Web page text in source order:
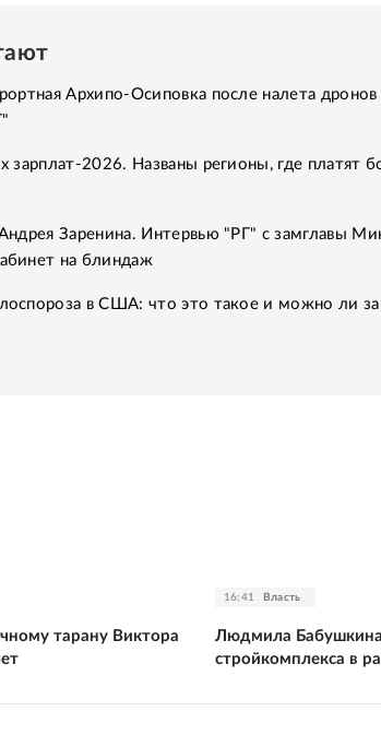
Архипо-Осиповка после налета
зарплат-2026. Названы регионы, где платят
Заренина. Интервью "РГ" с замглавы
на блиндаж
в США: что это такое и можно ли
тарану Виктора
16:41 Власть
Людмила
стройкомплекса в